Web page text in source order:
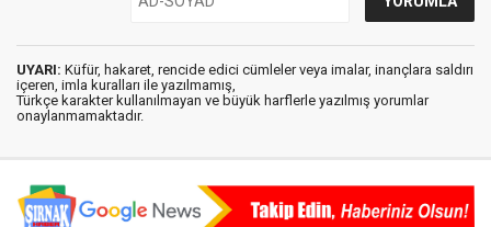
UYARI: Küfür, hakaret, rencide edici cümleler veya imalar, inançlara saldırı
içeren, imla kuralları ile yazılmamış,
Türkçe karakter kullanılmayan ve büyük harflerle yazılmış yorumlar
onaylanmamaktadır.